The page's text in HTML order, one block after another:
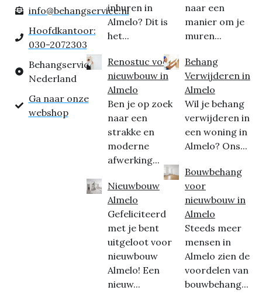
info@behangservice.nl
Hoofdkantoor:
030-2072303
Behangservice
Nederland
Ga naar onze
webshop
inhuren in
Almelo? Dit is
het...
Renostuc voor
nieuwbouw in
Almelo
Ben je op zoek
naar een
strakke en
moderne
afwerking...
Nieuwbouw
Almelo
Gefeliciteerd
met je bent
uitgeloot voor
nieuwbouw
Almelo! Een
nieuw...
naar een
manier om je
muren...
Behang
Verwijderen in
Almelo
Wil je behang
verwijderen in
een woning in
Almelo? Ons...
Bouwbehang
voor
nieuwbouw in
Almelo
Steeds meer
mensen in
Almelo zien de
voordelen van
bouwbehang...